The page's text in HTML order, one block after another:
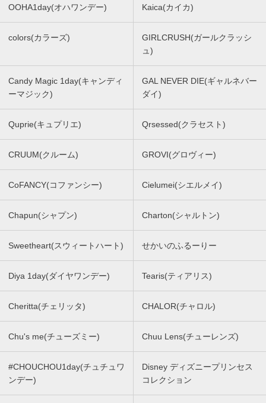
OOHA1day(オハワンデー) Kaica(カイカ)
colors(カラーズ)
GIRLCRUSH(ガールクラッシ
ュ)
Candy Magic 1day(キャンディ
ーマジック)
GAL NEVER DIE(ギャルネバー
ダイ)
Quprie(キュプリエ) Qrsessed(クラセスト)
CRUUM(クルーム) GROVI(グロヴィー)
CoFANCY(コファンシー) Cielumei(シエルメイ)
Chapun(シャプン) Charton(シャルトン)
Sweetheart(スウィートハート) せかいのふるーりー
Diya 1day(ダイヤワンデー) Tearis(ティアリス)
Cheritta(チェリッタ) CHALOR(チャロル)
Chu's me(チューズミー) Chuu Lens(チューレンズ)
#CHOUCHOU1day(チュチュワ
ンデー)
Disney ディズニープリンセス
コレクション